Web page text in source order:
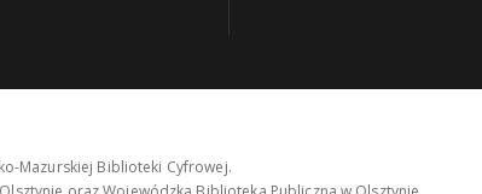
Mazurskiej Biblioteki Cyfrowej.